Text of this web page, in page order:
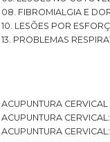
08. FIBROMIALGIA E
10. LESÕES POR
13. PROBLEMAS
ACUPUNTURA
ACUPUNTURA
ACUPUNTURA